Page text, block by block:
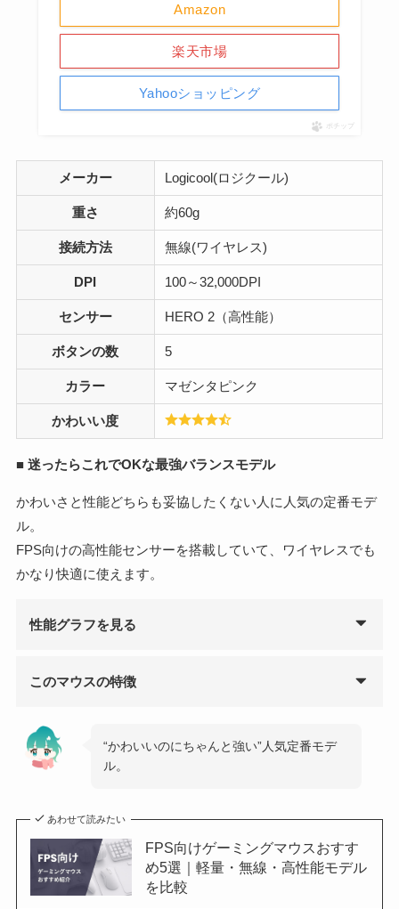
Amazon
楽天市場
Yahooショッピング
ポチップ
メーカー Logicool(ロジクール)
重さ 約60g
接続方法 無線(ワイヤレス)
DPI 100～32,000DPI
センサー HERO 2（高性能）
ボタンの数 5
カラー マゼンタピンク
かわいい度
■ 迷ったらこれでOKな最強バランスモデル
かわいさと性能どちらも妥協したくない人に人気の定番モデ
ル。
FPS向けの高性能センサーを搭載していて、ワイヤレスでも
かなり快適に使えます。
性能グラフを見る
このマウスの特徴
“かわいいのにちゃんと強い”人気定番モデ
ル。
あわせて読みたい
FPS向けゲーミングマウスおすす
め5選｜軽量・無線・高性能モデル
を比較